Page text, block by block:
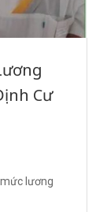
Cư
lương